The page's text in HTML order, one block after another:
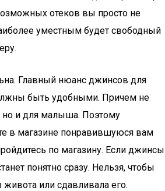
отеков вы просто не
уместным будет свободный
Главный нюанс джинсов для
быть удобными. Причем не
и для малыша. Поэтому
в магазине понравившуюся вам
по магазину. Если джинсы
понятно сразу. Нельзя, чтобы
живота или сдавливала его.